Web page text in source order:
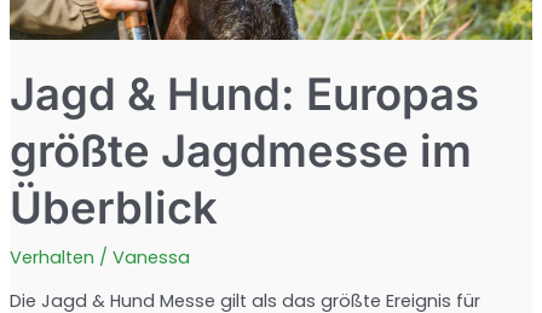
Jagd & Hund: Europas
größte Jagdmesse im
Überblick
Verhalten / Vanessa
Die Jagd & Hund Messe gilt als das größte Ereignis für